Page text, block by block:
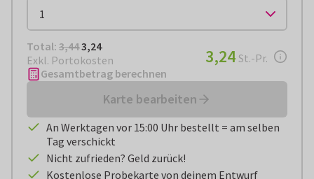
Total: € 3,24
Total: 3,443,24
Exkl. Portokosten
€ 3,24pro Stück
3,24 St.-Pr.
Gesamtbetrag berechnen
Karte bearbeiten
An Werktagen vor 15:00 Uhr bestellt = am selben
Tag verschickt
Nicht zufrieden? Geld zurück!
Kostenlose Probekarte von deinem Entwurf